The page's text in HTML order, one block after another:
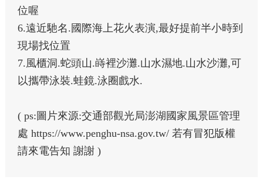
位喔
6.遠近馳名.國際海上花火表演,最好提前半小時到
現場找位置
7.風櫃洞.蛇頭山.嵵裡沙灘.山水濕地.山水沙灘,可
以攜帶泳裝.蛙鏡.泳圈戲水.
( ps:圖片來源:交通部觀光局澎湖國家風景區管理
處 https://www.penghu-nsa.gov.tw/ 若有冒犯版權
請來電告知 謝謝 )